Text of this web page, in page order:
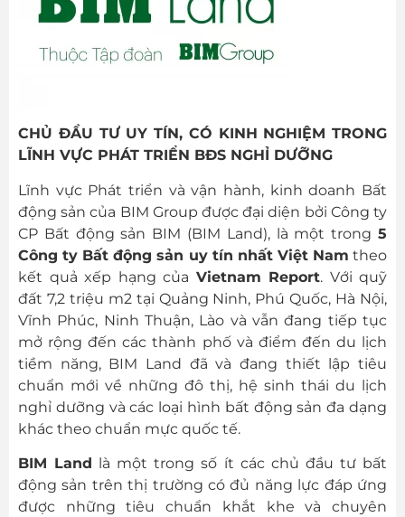
CHỦ ĐẦU TƯ UY TÍN, CÓ KINH NGHIỆM TRONG
LĨNH VỰC PHÁT TRIỂN BĐS NGHỈ DƯỠNG
Lĩnh vực Phát triển và vận hành, kinh doanh Bất
động sản của BIM Group được đại diện bởi Công ty
CP Bất động sản BIM (BIM Land), là một trong 5
Công ty Bất động sản uy tín nhất Việt Nam theo
kết quả xếp hạng của Vietnam Report. Với quỹ
đất 7,2 triệu m2 tại Quảng Ninh, Phú Quốc, Hà Nội,
Vĩnh Phúc, Ninh Thuận, Lào và vẫn đang tiếp tục
mở rộng đến các thành phố và điểm đến du lịch
tiềm năng, BIM Land đã và đang thiết lập tiêu
chuẩn mới về những đô thị, hệ sinh thái du lịch
nghỉ dưỡng và các loại hình bất động sản đa dạng
khác theo chuẩn mực quốc tế.
BIM Land là một trong số ít các chủ đầu tư bất
động sản trên thị trường có đủ năng lực đáp ứng
được những tiêu chuẩn khắt khe và chuyên